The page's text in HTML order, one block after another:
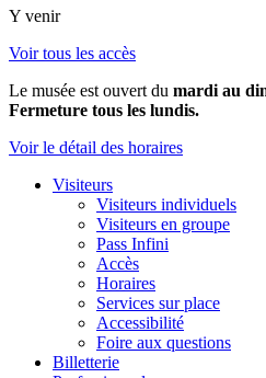
Y venir
Voir tous les accès
Le musée est ouvert du mardi au
Fermeture tous les lundis.
Voir le détail des horaires
Visiteurs
Visiteurs individuels
Visiteurs en groupe
Pass Infini
Accès
Horaires
Services sur place
Accessibilité
Foire aux questions
Billetterie